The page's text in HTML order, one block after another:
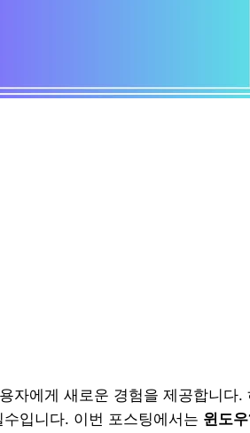
자에게 새로운 경험을 제공합니다.
입니다. 이번 포스팅에서는 윈도